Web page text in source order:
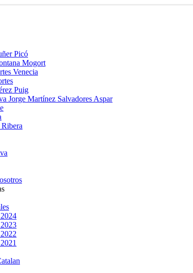
Picó
Mogort
Venecia
Puig
Jorge Martínez Salvadores Aspar